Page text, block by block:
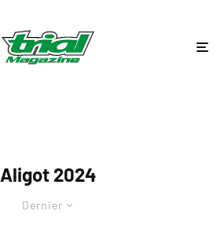
Aligot 2024
Dernier